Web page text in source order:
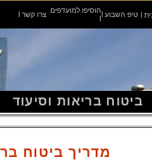
טיפ השבוע הוסיפו למועדפים צרו קשר
ביטוח בריאות וסיעוד
מדריך ביטוח